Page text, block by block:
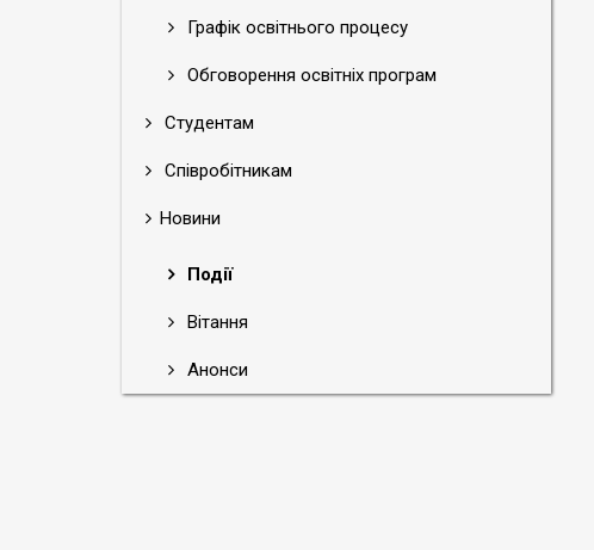
Графік освітнього процесу
Обговорення освітніх програм
Студентам
Співробітникам
Новини
Події
Вітання
Анонси